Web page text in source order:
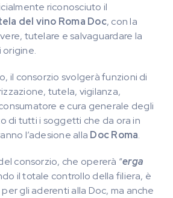
riconosciuto il
del vino Roma Doc, con la
tutelare e salvaguardare la
origine.
il consorzio svolgerà funzioni di
tutela, vigilanza,
e cura generale degli
di tutti i soggetti che da ora in
l’adesione alla Doc Roma.
consorzio, che opererà “erga
il totale controllo della filiera, è
gli aderenti alla Doc, ma anche